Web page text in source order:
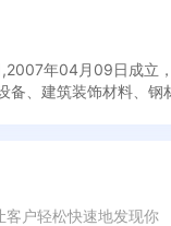
年04月09日成立
备、建筑装饰材料、
客户轻松快速地发现你